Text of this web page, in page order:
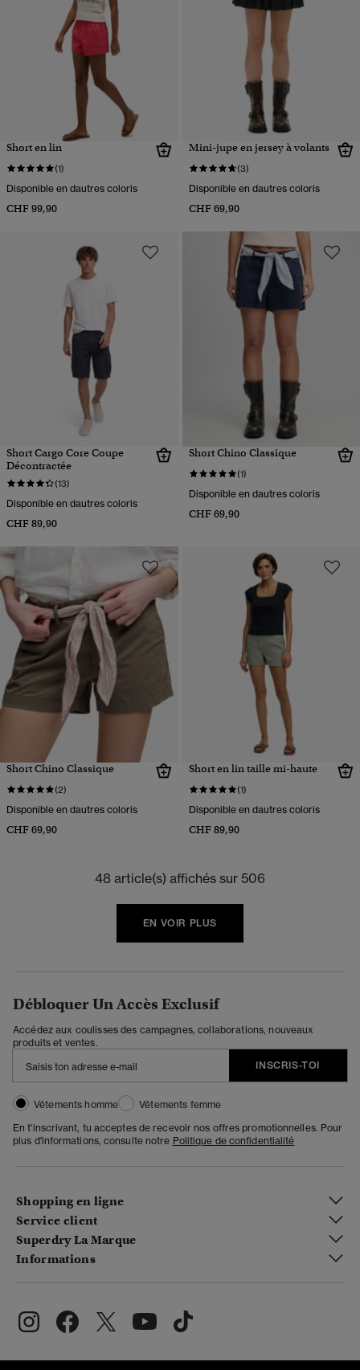
Short en lin
(1)
Disponible en dautres coloris
CHF 99,90
Mini-jupe en jersey à volants
(3)
Disponible en dautres coloris
CHF 69,90
Short Cargo Core Coupe
Décontractée
(13)
Disponible en dautres coloris
CHF 89,90
Short Chino Classique
(1)
Disponible en dautres coloris
CHF 69,90
Short Chino Classique
(2)
Disponible en dautres coloris
CHF 69,90
Short en lin taille mi-haute
(1)
Disponible en dautres coloris
CHF 89,90
48 article(s) affichés sur 506
EN VOIR PLUS
Débloquer Un Accès Exclusif
Accédez aux coulisses des campagnes, collaborations, nouveaux
produits et ventes.
INSCRIS-TOI
Vêtements homme
Vêtements femme
En t'inscrivant, tu acceptes de recevoir nos offres promotionnelles. Pour
plus d'informations, consulte notre Politique de confidentialité
Shopping en ligne
Service client
Superdry La Marque
Informations